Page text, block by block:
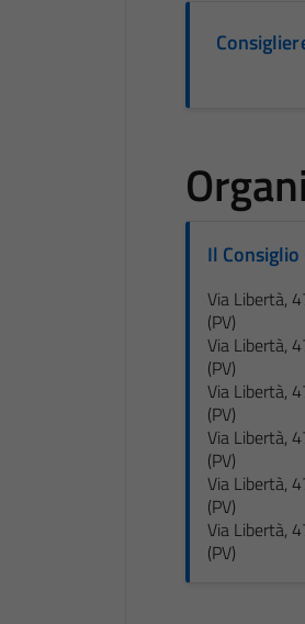
Il
Via Libertà,
(PV)
Via Libertà,
(PV)
Via Libertà,
(PV)
Via Libertà,
(PV)
Via Libertà,
(PV)
Via Libertà,
(PV)